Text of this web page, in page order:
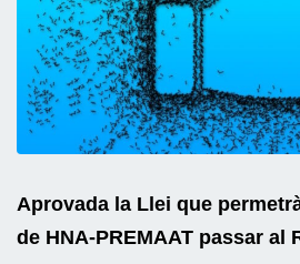
Aprovada la Llei que
de HNA-PREMAAT passar al